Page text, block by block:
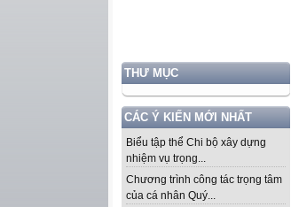
THƯ MỤC
CÁC Ý KIẾN MỚI NHẤT
Biểu tập thể Chi bộ xây dựng
nhiệm vụ trọng...
Chương trình công tác trọng tâm
của cá nhân Quý...